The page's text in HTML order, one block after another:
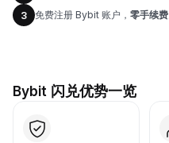
3
免费注册 Bybit 账户， 零手续费
Bybit 闪兑优势一览